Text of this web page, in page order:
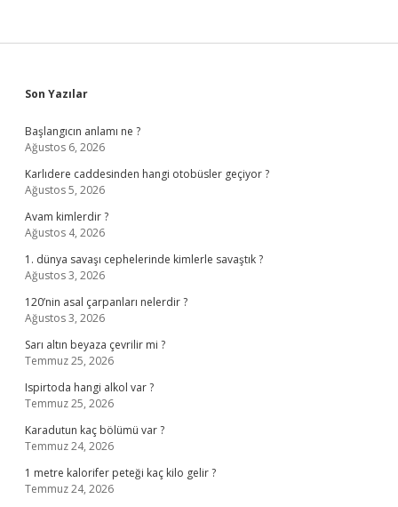
Sidebar
Son Yazılar
Başlangıcın anlamı ne ?
Ağustos 6, 2026
Karlıdere caddesinden hangi otobüsler geçiyor ?
Ağustos 5, 2026
Avam kimlerdir ?
Ağustos 4, 2026
1. dünya savaşı cephelerinde kimlerle savaştık ?
Ağustos 3, 2026
120’nin asal çarpanları nelerdir ?
Ağustos 3, 2026
Sarı altın beyaza çevrilir mi ?
Temmuz 25, 2026
Ispirtoda hangi alkol var ?
Temmuz 25, 2026
Karadutun kaç bölümü var ?
Temmuz 24, 2026
1 metre kalorifer peteği kaç kilo gelir ?
Temmuz 24, 2026